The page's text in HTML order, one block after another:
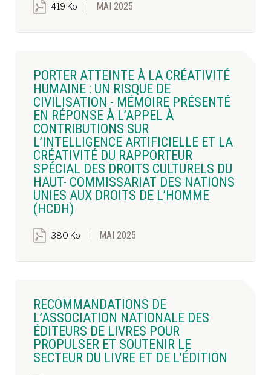
419 Ko MAI 2025
PORTER ATTEINTE À LA CRÉATIVITÉ
HUMAINE : UN RISQUE DE
CIVILISATION - MÉMOIRE PRÉSENTÉ
EN RÉPONSE À L’APPEL À
CONTRIBUTIONS SUR
L’INTELLIGENCE ARTIFICIELLE ET LA
CRÉATIVITÉ DU RAPPORTEUR
SPÉCIAL DES DROITS CULTURELS DU
HAUT- COMMISSARIAT DES NATIONS
UNIES AUX DROITS DE L’HOMME
(HCDH)
380 Ko MAI 2025
RECOMMANDATIONS DE
L’ASSOCIATION NATIONALE DES
ÉDITEURS DE LIVRES POUR
PROPULSER ET SOUTENIR LE
SECTEUR DU LIVRE ET DE L’ÉDITION